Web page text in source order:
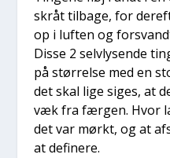
skråt til­ba­ge, for
op i luf­ten og
Dis­se 2 selvly­sen­de
på stør­rel­se med en
det skal lige siges, at
væk fra fær­gen. Hvor
det var mørkt, og at
at defi­ne­re.